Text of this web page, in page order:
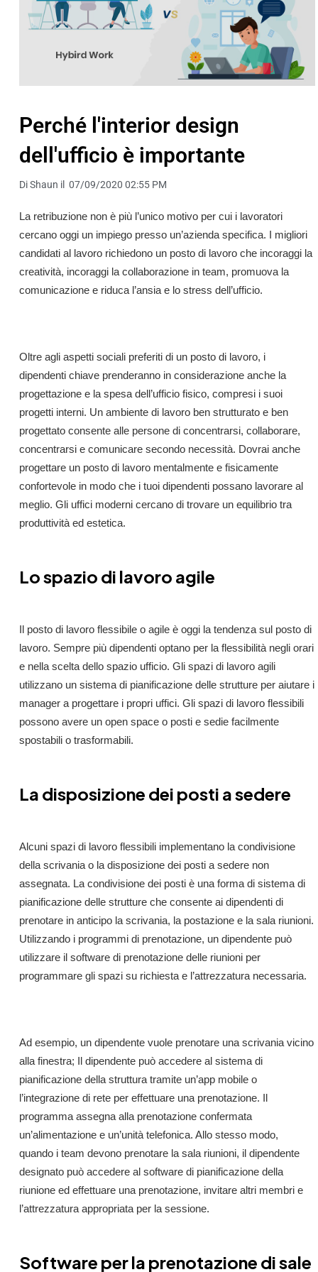
Perché l'interior design
dell'ufficio è importante
Di Shaun il 07/09/2020 02:55 PM
La retribuzione non è più l’unico motivo per cui i lavoratori
cercano oggi un impiego presso un’azienda specifica. I migliori
candidati al lavoro richiedono un posto di lavoro che incoraggi la
creatività, incoraggi la collaborazione in team, promuova la
comunicazione e riduca l’ansia e lo stress dell’ufficio.
Oltre agli aspetti sociali preferiti di un posto di lavoro, i
dipendenti chiave prenderanno in considerazione anche la
progettazione e la spesa dell’ufficio fisico, compresi i suoi
progetti interni. Un ambiente di lavoro ben strutturato e ben
progettato consente alle persone di concentrarsi, collaborare,
concentrarsi e comunicare secondo necessità. Dovrai anche
progettare un posto di lavoro mentalmente e fisicamente
confortevole in modo che i tuoi dipendenti possano lavorare al
meglio. Gli uffici moderni cercano di trovare un equilibrio tra
produttività ed estetica.
Lo spazio di lavoro agile
Il posto di lavoro flessibile o agile è oggi la tendenza sul posto di
lavoro. Sempre più dipendenti optano per la flessibilità negli orari
e nella scelta dello spazio ufficio. Gli spazi di lavoro agili
utilizzano un sistema di pianificazione delle strutture per aiutare i
manager a progettare i propri uffici. Gli spazi di lavoro flessibili
possono avere un open space o posti e sedie facilmente
spostabili o trasformabili.
La disposizione dei posti a sedere
Alcuni spazi di lavoro flessibili implementano la condivisione
della scrivania o la disposizione dei posti a sedere non
assegnata. La condivisione dei posti è una forma di sistema di
pianificazione delle strutture che consente ai dipendenti di
prenotare in anticipo la scrivania, la postazione e la sala riunioni.
Utilizzando i programmi di prenotazione, un dipendente può
utilizzare il software di prenotazione delle riunioni per
programmare gli spazi su richiesta e l’attrezzatura necessaria.
Ad esempio, un dipendente vuole prenotare una scrivania vicino
alla finestra; Il dipendente può accedere al sistema di
pianificazione della struttura tramite un’app mobile o
l’integrazione di rete per effettuare una prenotazione. Il
programma assegna alla prenotazione confermata
un’alimentazione e un’unità telefonica. Allo stesso modo,
quando i team devono prenotare la sala riunioni, il dipendente
designato può accedere al software di pianificazione della
riunione ed effettuare una prenotazione, invitare altri membri e
l’attrezzatura appropriata per la sessione.
Software per la prenotazione di sale